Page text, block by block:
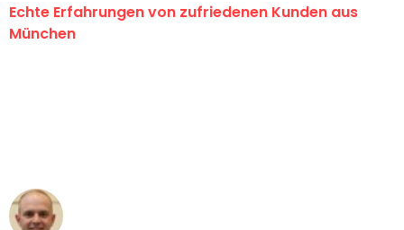
Echte Erfahrungen von zufriedenen Kunden aus
München